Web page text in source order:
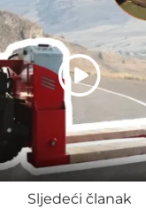
Sljedeći članak